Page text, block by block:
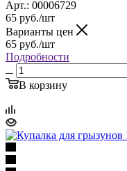
Арт.: 00006729
65 руб./шт
Варианты цен
65 руб./шт
Подробности
В корзину